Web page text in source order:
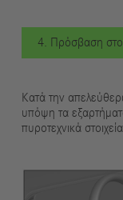
4. Πρόσβαση
Κατά την
υπόψη τα
πυροτεχνικά